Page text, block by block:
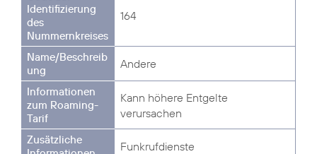
164
Andere
Kann höhere Entgelte
verursachen
Funkrufdienste